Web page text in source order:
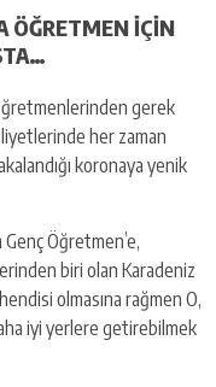
ÖĞRETMEN İÇİN
gerek
her zaman
koronaya yenik
Öğretmen’e,
biri olan Karadeniz
olmasına rağmen O,
iyi yerlere getirebilmek